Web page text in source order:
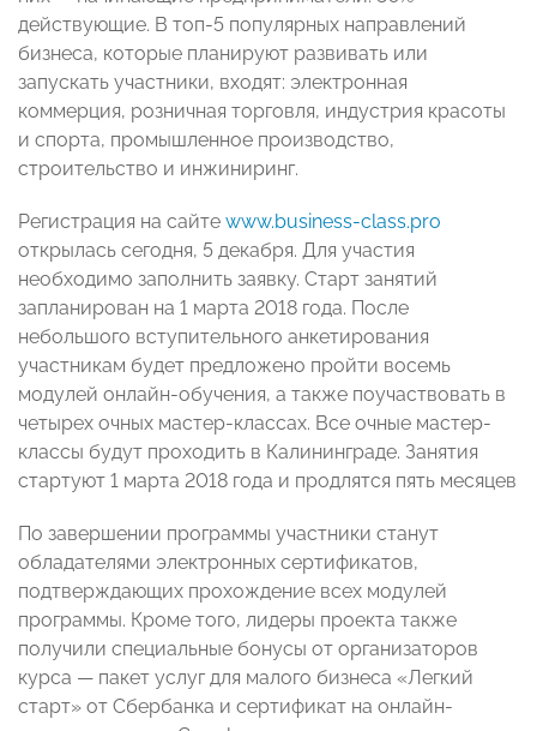
действующие. В топ-5 популярных направлений
бизнеса, которые планируют развивать или
запускать участники, входят: электронная
коммерция, розничная торговля, индустрия красоты
и спорта, промышленное производство,
строительство и инжиниринг.
Регистрация на сайте www.business-class.pro
открылась сегодня, 5​ ​декабря​. Для участия
необходимо заполнить заявку. Старт занятий
запланирован на 1 марта 2018 года. После
небольшого вступительного анкетирования
участникам будет предложено пройти восемь
модулей онлайн-обучения, а также поучаствовать в
четырех очных мастер-классах. Все очные мастер-
классы будут проходить в Калининграде. Занятия
стартуют 1​ ​марта 2018​ ​года​ ​и продлятся пять месяцев
По завершении программы участники станут
обладателями электронных сертификатов,
подтверждающих прохождение всех модулей
программы. Кроме того, лидеры проекта также
получили специальные бонусы от организаторов
курса — пакет услуг для малого бизнеса «Легкий
старт» от Сбербанка и сертификат на онлайн-